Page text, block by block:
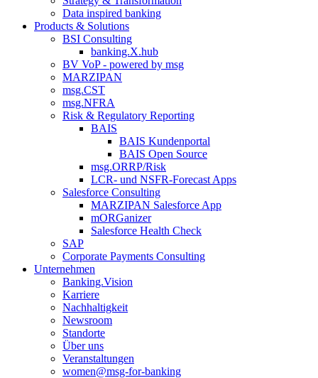
Data inspired banking
Products & Solutions
BSI Consulting
banking.X.hub
BV VoP - powered by msg
MARZIPAN
msg.CST
msg.NFRA
Risk & Regulatory Reporting
BAIS
BAIS Kundenportal
BAIS Open Source
msg.ORRP/Risk
LCR- und NSFR-​Forecast Apps
Salesforce Consulting
MARZIPAN Salesforce App
mORGanizer
Salesforce Health Check
SAP
Corporate Payments Consulting
Unternehmen
Banking.Vision
Karriere
Nachhaltigkeit
Newsroom
Standorte
Über uns
Veranstaltungen
women@msg-​for-banking